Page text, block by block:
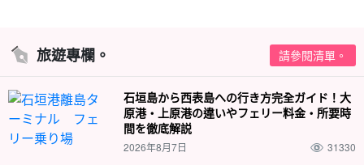
旅遊專欄。 請參閱清單。
石垣島から西表島への行き方完全ガイド！大
原港・上原港の違いやフェリー料金・所要時
間を徹底解説
2026年8月7日 31330